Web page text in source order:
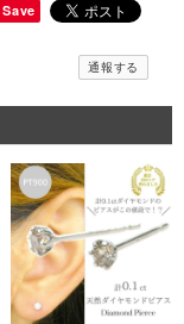
Save
通報する